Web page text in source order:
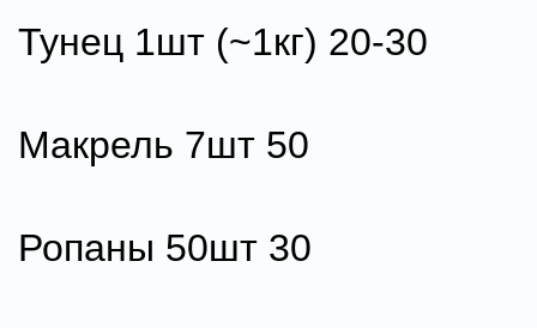
Тунец 1шт (~1кг) 20-30
Макрель 7шт 50
Ропаны 50шт 30